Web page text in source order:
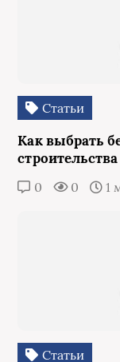
Статьи
Как выбрать
0 0 1
Статьи